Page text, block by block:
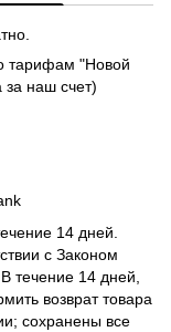
тарифам "Новой
за наш счет)
14 дней.
с Законом
течение 14 дней,
возврат товара
сохранены все